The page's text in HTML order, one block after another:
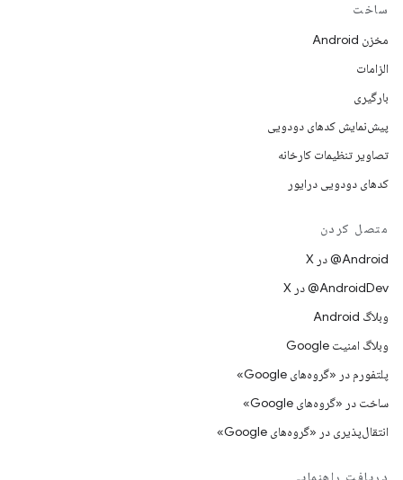
ساخت
مخزن Android
الزامات
بارگیری
پیش‌نمایش کدهای دودویی
تصاویر تنظیمات کارخانه
کدهای دودویی درایور
متصل کردن
‫‎@Android در X
‫‎@AndroidDev در X
وبلاگ Android
وبلاگ امنیت Google
پلتفورم در «گروه‌های Google»
ساخت در «گروه‌های Google»
انتقال‌پذیری در «گروه‌های Google»
دریافت راهنمایی